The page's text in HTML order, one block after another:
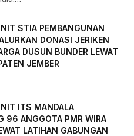
STIA PEMBANGUNAN
DONASI JERIKEN
DUSUN BUNDER LEWAT
JEMBER
ITS MANDALA
96 ANGGOTA PMR WIRA
LATIHAN GABUNGAN